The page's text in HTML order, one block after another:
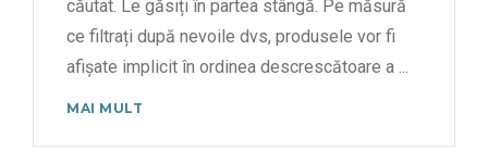
6,562 kW
6,820 kW
6,913 kW
8,206 kW
căutat. Le găsiți în partea stângă. Pe măsură
ce filtrați după nevoile dvs, produsele vor fi
afișate implicit în ordinea descrescătoare a ...
MAI MULT